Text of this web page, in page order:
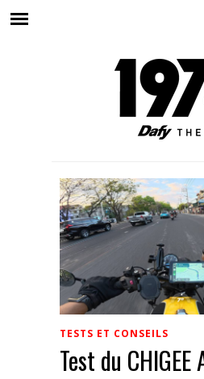
TESTS ET CONSEILS
Test du CHIGEE